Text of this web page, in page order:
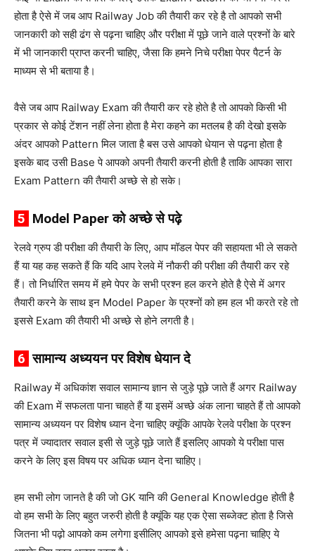
होता है ऐसे में जब आप Railway Job की तैयारी कर रहे है तो आपको सभी
जानकारी को सही ढंग से पढ़ना चाहिए और परीक्षा में पूछे जाने वाले प्रश्नों के बारे
में भी जानकारी प्राप्त करनी चाहिए, जैसा कि हमने निचे परीक्षा पेपर पैटर्न के
माध्यम से भी बताया है।
वैसे जब आप Railway Exam की तैयारी कर रहे होते है तो आपको किसी भी
प्रकार से कोई टेंशन नहीं लेना होता है मेरा कहने का मतलब है की देखो इसके
अंदर आपको Pattern मिल जाता है बस उसे आपको धेयान से पढ़ना होता है
इसके बाद उसी Base पे आपको अपनी तैयारी करनी होती है ताकि आपका सारा
Exam Pattern की तैयारी अच्छे से हो सके।
5 Model Paper को अच्छे से पढ़े
रेलवे ग्रुप डी परीक्षा की तैयारी के लिए, आप मॉडल पेपर की सहायता भी ले सकते
हैं या यह कह सकते हैं कि यदि आप रेलवे में नौकरी की परीक्षा की तैयारी कर रहे
हैं। तो निर्धारित समय में हमे पेपर के सभी प्रश्न हल करने होते है ऐसे में अगर
तैयारी करने के साथ इन Model Paper के प्रश्नों को हम हल भी करते रहे तो
इससे Exam की तैयारी भी अच्छे से होने लगती है।
6 सामान्य अध्ययन पर विशेष धेयान दे
Railway में अधिकांश सवाल सामान्य ज्ञान से जुड़े पूछे जाते हैं अगर Railway
की Exam में सफलता पाना चाहते हैं या इसमें अच्छे अंक लाना चाहते हैं तो आपको
सामान्य अध्ययन पर विशेष ध्यान देना चाहिए क्यूंकि आपके रेलवे परीक्षा के प्रश्न
पत्र में ज्यादातर सवाल इसी से जुड़े पूछे जाते हैं इसलिए आपको ये परीक्षा पास
करने के लिए इस विषय पर अधिक ध्यान देना चाहिए।
हम सभी लोग जानते है की जो GK यानि की General Knowledge होती है
वो हम सभी के लिए बहुत जरुरी होती है क्यूंकि यह एक ऐसा सब्जेक्ट होता है जिसे
जितना भी पढ़ो आपको कम लगेगा इसीलिए आपको इसे हमेसा पढ़ना चाहिए ये